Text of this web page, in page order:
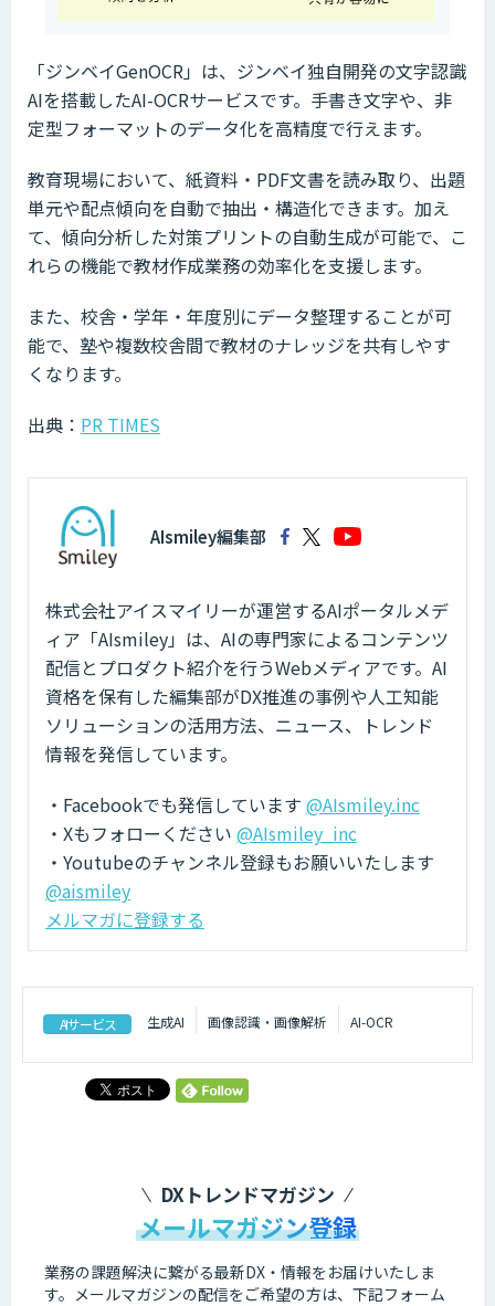
「ジンベイGenOCR」は、ジンベイ独自開発の文字認識
AIを搭載したAI-OCRサービスです。手書き文字や、非
定型フォーマットのデータ化を高精度で行えます。
教育現場において、紙資料・PDF文書を読み取り、出題
単元や配点傾向を自動で抽出・構造化できます。加え
て、傾向分析した対策プリントの自動生成が可能で、こ
れらの機能で教材作成業務の効率化を支援します。
また、校舎・学年・年度別にデータ整理することが可
能で、塾や複数校舎間で教材のナレッジを共有しやす
くなります。
出典： PR TIMES
AIsmiley編集部
株式会社アイスマイリーが運営するAIポータルメデ
ィア「AIsmiley」は、AIの専門家によるコンテンツ
配信とプロダクト紹介を行うWebメディアです。AI
資格を保有した編集部がDX推進の事例や人工知能
ソリューションの活用方法、ニュース、トレンド
情報を発信しています。
・Facebookでも発信しています @AIsmiley.inc
・Xもフォローください @AIsmiley_inc
・Youtubeのチャンネル登録もお願いいたします
@aismiley
メルマガに登録する
AIサービス 生成AI 画像認識・画像解析 AI-OCR
DXトレンドマガジン
メールマガジン登録
業務の課題解決に繋がる最新DX・情報をお届けいたしま
す。 メールマガジンの配信をご希望の方は、下記フォーム